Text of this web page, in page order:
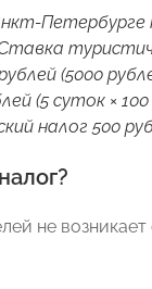
(5000
(5 суток ×
налог 500
не